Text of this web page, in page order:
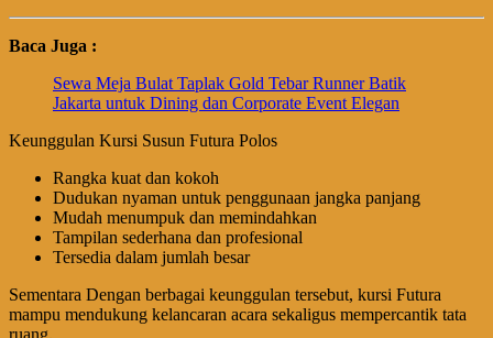
Baca Juga :
Sewa Meja Bulat Taplak Gold Tebar Runner Batik
Jakarta untuk Dining dan Corporate Event Elegan
Keunggulan Kursi Susun Futura Polos
Rangka kuat dan kokoh
Dudukan nyaman untuk penggunaan jangka panjang
Mudah menumpuk dan memindahkan
Tampilan sederhana dan profesional
Tersedia dalam jumlah besar
Sementara Dengan berbagai keunggulan tersebut, kursi Futura
mampu mendukung kelancaran acara sekaligus mempercantik tata
ruang.